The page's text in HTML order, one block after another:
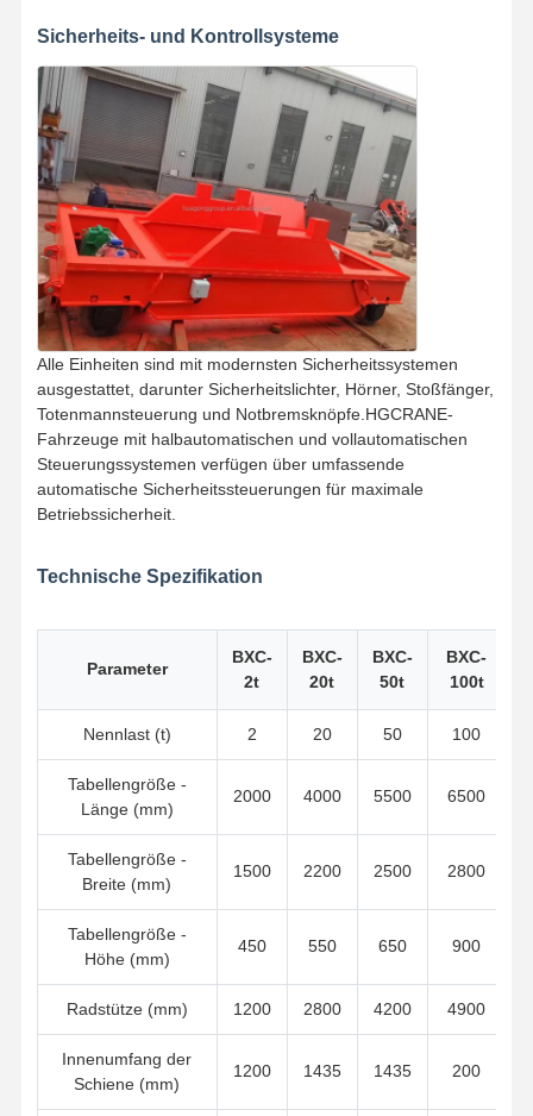
Fabrik Tour
Qualitätskont
Rolle
Kontakt Nachrichten
Alle Fälle
Plaudern Sie
Jetzt
Kranräder
Drahtseiltrommel
Krähenhaken
Endwagen
Kran
Ausrüstung des Motors und der Bremse
Hissen
Transportausrüstung
Aufzugsgeräte
Zubehör für Krane
Sicherheits- und Kontrollsysteme
Alle Einheiten sind mit modernsten Sicherheitssystemen
ausgestattet, darunter Sicherheitslichter, Hörner, Stoßfänger,
Totenmannsteuerung und Notbremsknöpfe.HGCRANE-
Fahrzeuge mit halbautomatischen und vollautomatischen
Steuerungssystemen verfügen über umfassende
automatische Sicherheitssteuerungen für maximale
Betriebssicherheit.
Technische Spezifikation
Parameter
BXC-
2t
BXC-
20t
BXC-
50t
BXC-
100t
Nennlast (t) 2 20 50 100
Tabellengröße -
Länge (mm)
2000 4000 5500 6500
Tabellengröße -
Breite (mm)
1500 2200 2500 2800
Tabellengröße -
Höhe (mm)
450 550 650 900
Radstütze (mm) 1200 2800 4200 4900
Innenumfang der
Schiene (mm)
1200 1435 1435 200